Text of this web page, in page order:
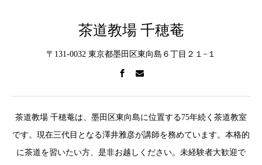
茶道教場 千穂菴
〒131-0032 東京都墨田区東向島６丁目２１−１
茶道教場 千穂菴は、墨田区東向島に位置する75年続く茶道教室
です。現在三代目となる澤井雅彦が講師を務めています。本格的
に茶道を習いたい方、是非お越しください。未経験者大歓迎で